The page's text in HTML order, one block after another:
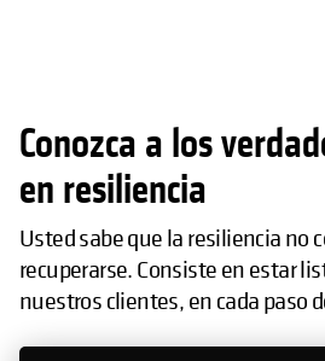
Conozca a los
en resiliencia
Usted sabe que la resiliencia no
recuperarse. Consiste en estar
nuestros clientes, en cada paso